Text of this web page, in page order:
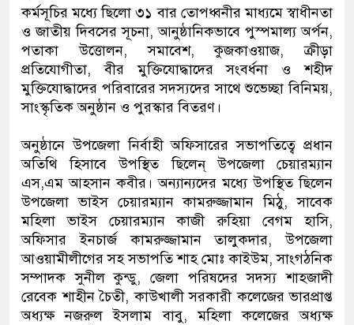
প্রধানমন্ত্রী
মিরপুর মডেল থানার অভিযানে ৯০ বোতল
মাদক কারবারি গ্রেফতার
২৮ লাখ টাকার জাল নোটসহ দুইজনকে গ্রেফতার
থানা পুলিশ
যেকোনো সময় বেনজীরের প্রত্যাবর্তন
নেতৃত্ব ও গণতন্ত্রের মূর্তমান প্রতীক বেগম খালেদা জিয়া
কর্মসূচির মধ্যে ছিলো ৩১ বার তোপধ্বনীর মাধ্যমে স্বাধীনতা
ও জাতীয় দিবসের সূচনা, আনুষ্ঠানিকভাবে পুস্পমাল্য অর্পন,
পতাকা উত্তোলন, সমাবেশ, কুজকাওয়াজ, ক্রীড়া
প্রতিযোগীতা, বীর মুক্তিযোদ্ধাদের সংবর্ধনা ও শহীদ
মুক্তিযোদ্ধাদের পরিবারের সদস্যদের সাথে শুভেচ্ছা বিনিময়,
সাংস্কৃতিক অনুষ্ঠান ও পুরস্কার বিতরণ।
অনুষ্ঠানে উপজেলা নির্বাহী অফিসারের সভাপতিত্বে প্রধান
অতিথি হিসাবে উপস্থিত ছিলেন্ উপজেলা চেয়ারম্যান
এস,এম আহসান কবীর। অন্যান্যদের মধ্যে উপস্থিত ছিলেন
উপজেলা ভাইস চেয়ারম্যান কামরুজ্জামান মিঠু, সাবেক
মহিলা ভাইস চেয়ারম্যান কাজী রুহিয়া বেগম হাসি,
অফিসার ইনচার্জ কামরুজ্জামান তালুকদার, উপজেলা
আওয়ামীলীগের সহ সভাপতি শাহ মোঃ কাইউম, সাংগঠনিক
সম্পাদক সুনীল কুন্ডু, জেলা পরিষদের সদস্য শাহজাদী
রেবেক শাহীন চৈতী, কাউখালী সরকারী কলেজের ভারপ্রাপ্ত
অধ্যক্ষ নজরুল ইসলাম বাবু, মহিলা কলেজের অধ্যক্ষ